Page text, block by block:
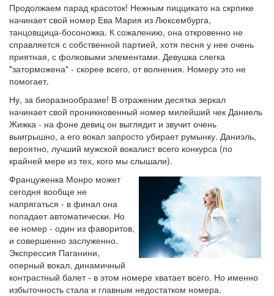
Продолжаем парад красоток! Нежным пиццикато на скрпике
начинает свой номер Ева Мария из Люксембурга,
танцовщица-босоножка. К сожалению, она откровенно не
справляется с собственной партией, хотя песня у нее очень
приятная, с фолковыми элементами. Девушка слегка
"заторможена" - скорее всего, от волнения. Номеру это не
помогает.
Ну, за биоразнообразие! В отражении десятка зеркал
начинает свой проникновенный номер милейший чек Даниель
Жижка - на фоне девиц он выглядит и звучит очень
выигрышно, а его вокал запросто убирает румынку. Даниэль,
вероятно, лучший мужской вокалист всего конкурса (по
крайней мере из тех, кого мы слышали).
Француженка Монро может
сегодня вообще не
напрягаться - в финал она
попадает автоматически. Но
ее номер - один из фаворитов,
и совершенно заслуженно.
Экспрессия Паганини,
оперный вокал, динамичный
контрастный балет - в этом номере хватает всего. Но именно
избыточность стала и главным недостатком номера.